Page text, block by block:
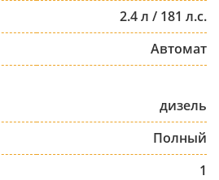
2.4 л / 181 л.с.
Автомат
дизель
Полный
1